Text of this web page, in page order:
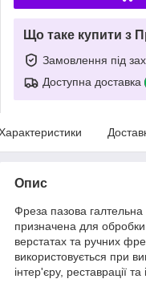
Що таке купити з
Замовлення під
Доступна доставка
Опис
Фреза пазова
призначена для
верстатах та ручних
використовується при
інтер'єру, реставрації